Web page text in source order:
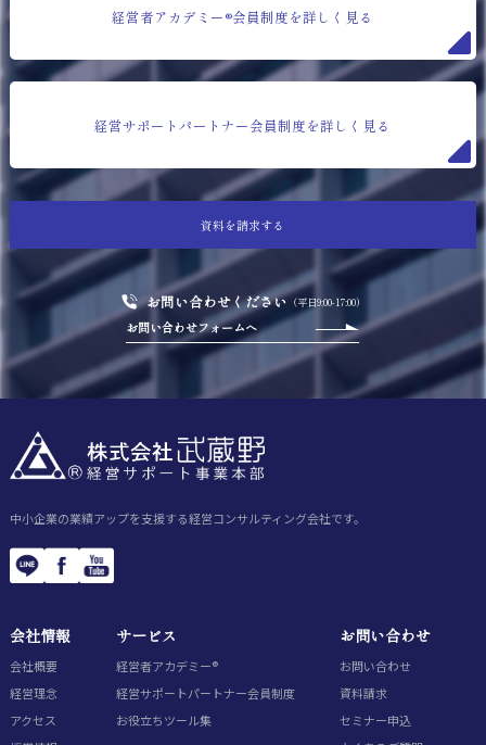
資料を請求する
お問い合わせください （平日9:00-17:00）
お問い合わせフォームへ
経営者アカデミー®会員制度を詳しく見る
経営サポートパートナー会員制度を詳しく見る
中小企業の業績アップを支援する経営コンサルティング会社です。
会社情報
会社概要
経営理念
アクセス
サービス
経営者アカデミー®
経営サポートパートナー会員制度
お役立ちツール集
お問い合わせ
お問い合わせ
資料請求
セミナー申込